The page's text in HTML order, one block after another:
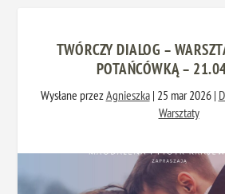
TWÓRCZY DIALOG –
POTAŃCÓWKĄ –
Wysłane przezAgnieszka| 25 mar 2026|
Warsztaty